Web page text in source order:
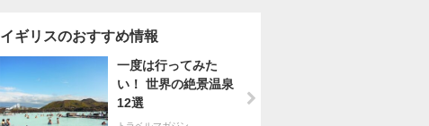
イギリスのおすすめ情報
一度は行ってみた
い！ 世界の絶景温泉
12選